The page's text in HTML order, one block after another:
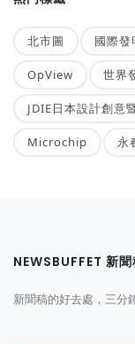
北市圖 國際發
OpView 世界
JDIE日本設計創意
Microchip 永
NEWSBUFFET 新
新聞稿的好去處，三分